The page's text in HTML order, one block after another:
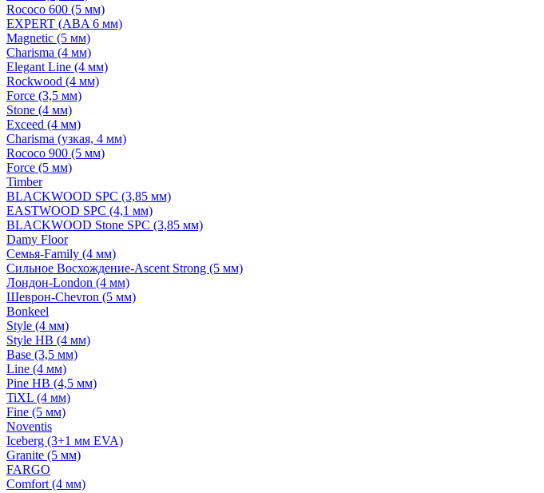
Rococo 600 (5 мм)
EXPERT (ABA 6 мм)
Magnetic (5 мм)
Charisma (4 мм)
Elegant Line (4 мм)
Rockwood (4 мм)
Force (3,5 мм)
Stone (4 мм)
Exceed (4 мм)
Charisma (узкая, 4 мм)
Rococo 900 (5 мм)
Force (5 мм)
Timber
BLACKWOOD SPC (3,85 мм)
EASTWOOD SPC (4,1 мм)
BLACKWOOD Stone SPC (3,85 мм)
Damy Floor
Семья-Family (4 мм)
Сильное Восхождение-Ascent Strong (5 мм)
Лондон-London (4 мм)
Шеврон-Chevron (5 мм)
Bonkeel
Style (4 мм)
Style HB (4 мм)
Base (3,5 мм)
Line (4 мм)
Pine HB (4,5 мм)
TiXL (4 мм)
Fine (5 мм)
Noventis
Iceberg (3+1 мм EVA)
Granite (5 мм)
FARGO
Comfort (4 мм)